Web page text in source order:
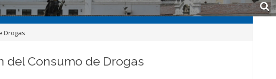
Drogas
del Consumo de Drogas